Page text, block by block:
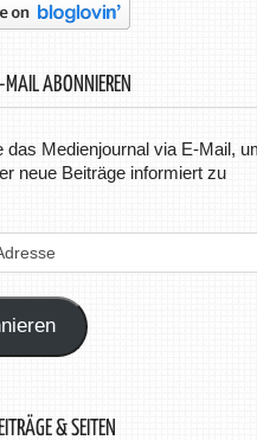
MAIL ABONNIEREN
das Medienjournal via E-Mail,
neue Beiträge informiert zu
& SEITEN